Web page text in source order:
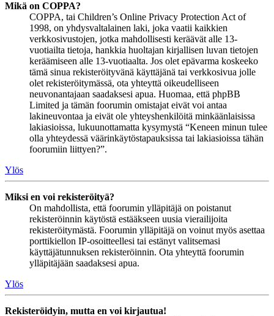
Mikä on COPPA?
COPPA, tai Children’s Online Privacy Protection Act of
1998, on yhdysvaltalainen laki, joka vaatii kaikkien
verkkosivustojen, jotka mahdollisesti keräävät alle 13-
vuotiailta tietoja, hankkia huoltajan kirjallisen luvan tietojen
keräämiseen alle 13-vuotiaalta. Jos olet epävarma koskeeko
tämä sinua rekisteröityvänä käyttäjänä tai verkkosivua jolle
olet rekisteröitymässä, ota yhteyttä oikeudelliseen
neuvonantajaan saadaksesi apua. Huomaa, että phpBB
Limited ja tämän foorumin omistajat eivät voi antaa
lakineuvontaa ja eivät ole yhteyshenkilöitä minkäänlaisissa
lakiasioissa, lukuunottamatta kysymystä “Keneen minun tulee
olla yhteydessä väärinkäytöstapauksissa tai lakiasioissa tähän
foorumiin liittyen?”.
Ylös
Miksi en voi rekisteröityä?
On mahdollista, että foorumin ylläpitäjä on poistanut
rekisteröinnin käytöstä estääkseen uusia vierailijoita
rekisteröitymästä. Foorumin ylläpitäjä on voinut myös asettaa
porttikiellon IP-osoitteellesi tai estänyt valitsemasi
käyttäjätunnuksen rekisteröinnin. Ota yhteyttä foorumin
ylläpitäjään saadaksesi apua.
Ylös
Rekisteröidyin, mutta en voi kirjautua!